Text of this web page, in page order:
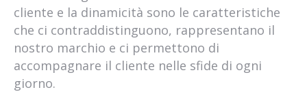
cliente e la dinamicità sono le caratteristiche
che ci contraddistinguono, rappresentano il
nostro marchio e ci permettono di
accompagnare il cliente nelle sfide di ogni
giorno.